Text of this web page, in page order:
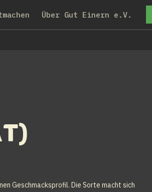
Über Gut Einern e.V.
Geschmacksprofil. Die Sorte macht sich